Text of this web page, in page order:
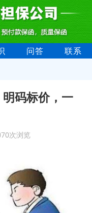
问答 联系
码标价，一
次浏览